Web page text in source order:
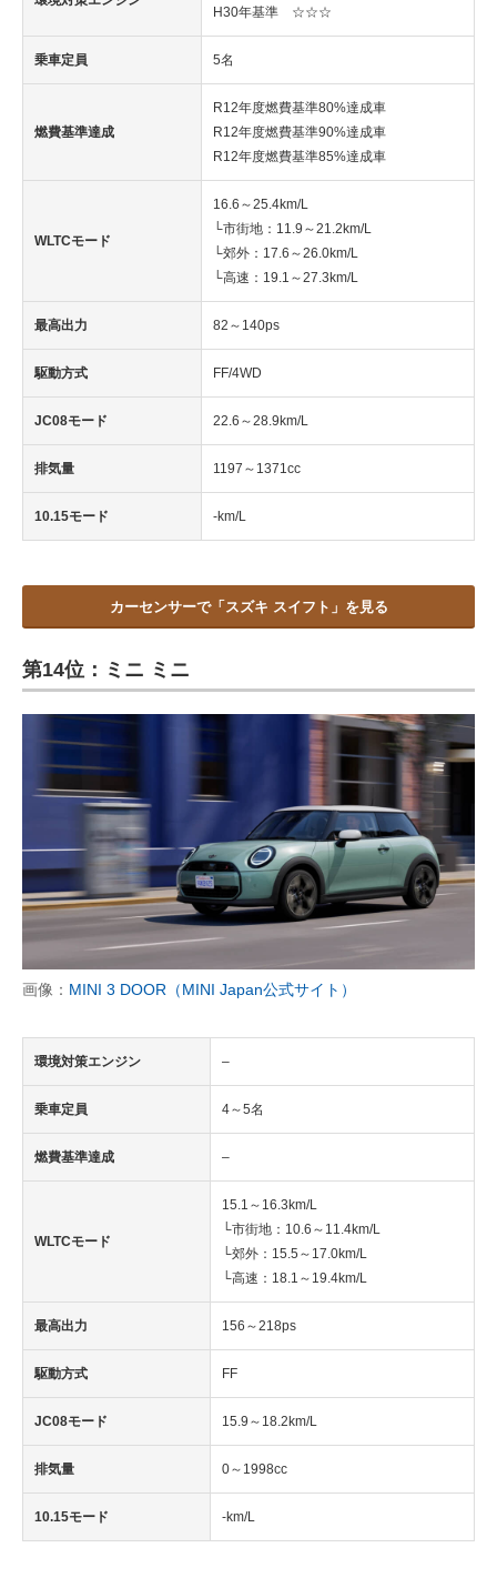
H30年基準 ☆☆☆
乗車定員 5名
燃費基準達成
R12年度燃費基準80%達成車
R12年度燃費基準90%達成車
R12年度燃費基準85%達成車
WLTCモード
16.6～25.4km/L
└市街地：11.9～21.2km/L
└郊外：17.6～26.0km/L
└高速：19.1～27.3km/L
最高出力 82～140ps
駆動方式 FF/4WD
JC08モード 22.6～28.9km/L
排気量 1197～1371cc
10.15モード -km/L
カーセンサーで「スズキ スイフト」を見る
第14位：ミニ ミニ
画像： MINI 3 DOOR（MINI Japan公式サイト）
環境対策エンジン –
乗車定員 4～5名
燃費基準達成 –
WLTCモード
15.1～16.3km/L
└市街地：10.6～11.4km/L
└郊外：15.5～17.0km/L
└高速：18.1～19.4km/L
最高出力 156～218ps
駆動方式 FF
JC08モード 15.9～18.2km/L
排気量 0～1998cc
10.15モード -km/L